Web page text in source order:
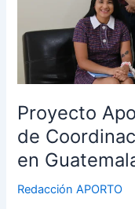
Proyecto
de
en
Redacción APORTO
Implementación
en
Guatemala